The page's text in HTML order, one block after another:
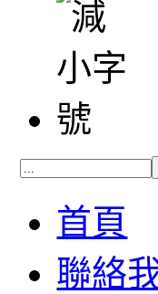
首頁
聯絡